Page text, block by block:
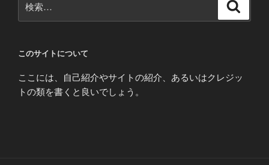
索:
このサイトについて
ここには、自己紹介やサイトの紹介、あるいはクレジッ
トの類を書くと良いでしょう。